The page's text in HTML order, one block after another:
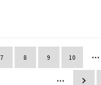
7 8 9 10
»